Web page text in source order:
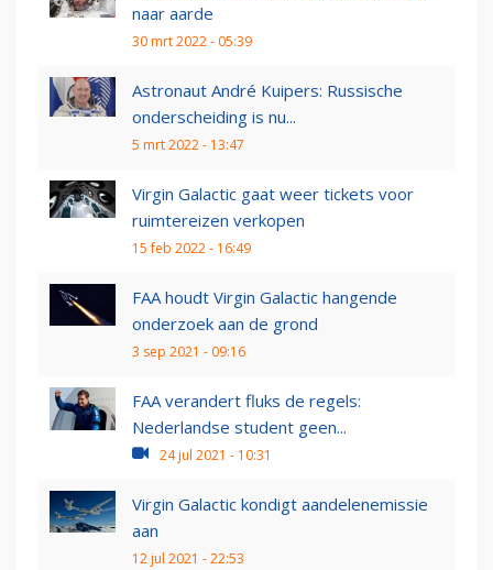
naar aarde
30 mrt 2022 - 05:39
Astronaut André Kuipers: Russische
onderscheiding is nu...
5 mrt 2022 - 13:47
Virgin Galactic gaat weer tickets voor
ruimtereizen verkopen
15 feb 2022 - 16:49
FAA houdt Virgin Galactic hangende
onderzoek aan de grond
3 sep 2021 - 09:16
FAA verandert fluks de regels:
Nederlandse student geen...
24 jul 2021 - 10:31
Virgin Galactic kondigt aandelenemissie
aan
12 jul 2021 - 22:53